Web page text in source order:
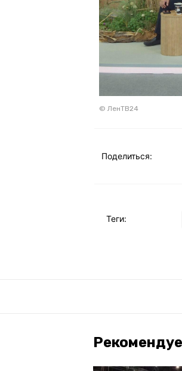
© ЛенТВ24
Поделиться:
Теги: